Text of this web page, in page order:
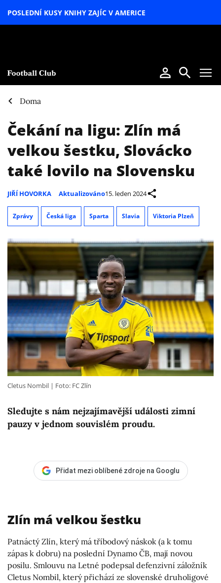
POSLEDNÍ KUSY KNIHY ZAJÍC V AMERICE
Doma
Čekání na ligu: Zlín má
velkou šestku, Slovácko
také lovilo na Slovensku
JIŘÍ HOVORKA Aktualizováno15. leden 2024
Zprávy Česká liga Sparta Slavia Viktoria Plzeň
Sledujte s nám nejzajímavější události zimní
pauzy v jednom souvislém proudu.
Cletus Nombil Foto: FC Zlín
Přidat mezi oblíbené zdroje na Googlu
Zlín má velkou šestku
Patnáctý Zlín, který má tříbodový náskok (a k tomu
zápas k dobru) na poslední Dynamo ČB, mají novou
posilu. Smlouvu na Letné podepsal defenzivní záložník
Cletus Nombil, který přichází ze slovenské druholigové